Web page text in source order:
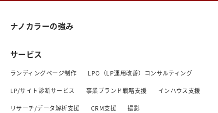
ナノカラーの強み
サービス
ランディングページ制作 LPO（LP運用改善）コンサルティング
LP/サイト診断サービス 事業ブランド戦略支援 インハウス支援
リサーチ/データ解析支援 CRM支援 撮影